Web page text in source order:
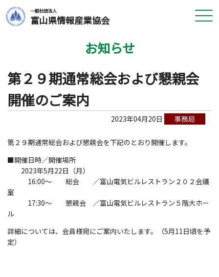
一般社団法人
富山県情報産業協会
お知らせ
第２９期通常総会および懇親会
開催のご案内
2023年04月20日 事務局
第２９期通常総会および懇親会を下記のとおり開催します。
■開催日時／開催場所
2023年5月22日（月）
16:00～ 総会 ／富山電気ビルレストラン２０２会議
室
17:30～ 懇親会 ／富山電気ビルレストラン５階大ホー
ル
詳細については、会員様宛にご案内いたします。（5月11日頃を予
定）